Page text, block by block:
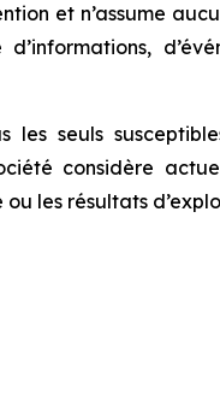
et n’assume
seuls
considère
les résultats